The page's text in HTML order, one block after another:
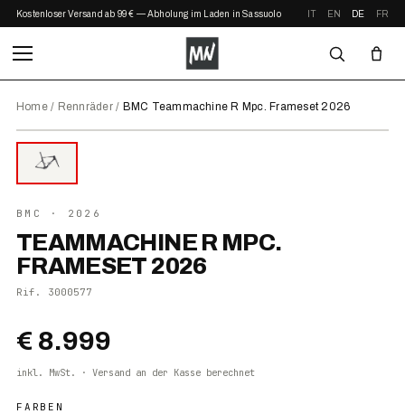
Kostenloser Versand ab 99 € — Abholung im Laden in Sassuolo IT EN DE FR
Home/ Rennräder/ BMC Teammachine R Mpc. Frameset 2026
2026
⤢ ZOOM
BMC · 2026
TEAMMACHINE R MPC.
FRAMESET 2026
Rif. 3000577
€ 8.999
inkl. MwSt. · Versand an der Kasse berechnet
FARBEN